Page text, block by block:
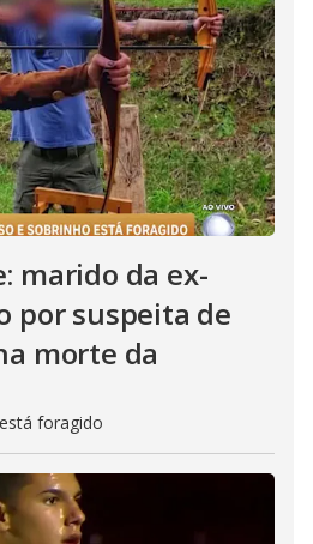
marido da ex-
por suspeita de
morte da
foragido